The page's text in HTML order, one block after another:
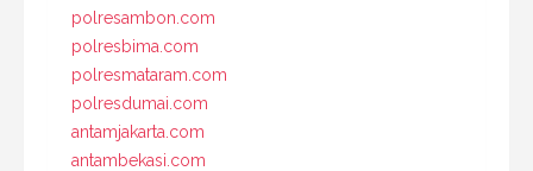
polresambon.com
polresbima.com
polresmataram.com
polresdumai.com
antamjakarta.com
antambekasi.com